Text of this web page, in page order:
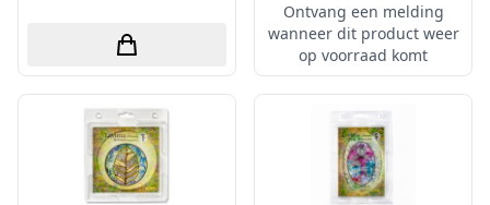
Wild Rose Studio's
World of Craft
wow
Yvonne Creations
Barto Design
Ontvang een melding
wanneer dit product weer
op voorraad komt